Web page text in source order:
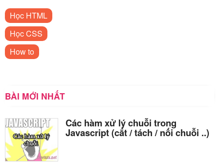
Học HTML
Học CSS
How to
BÀI MỚI NHẤT
Các hàm xử lý chuỗi trong
Javascript (cắt / tách / nối chuỗi ..)